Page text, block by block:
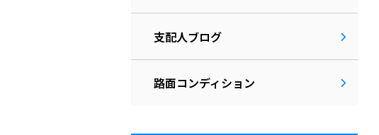
支配人ブログ
路面コンディション